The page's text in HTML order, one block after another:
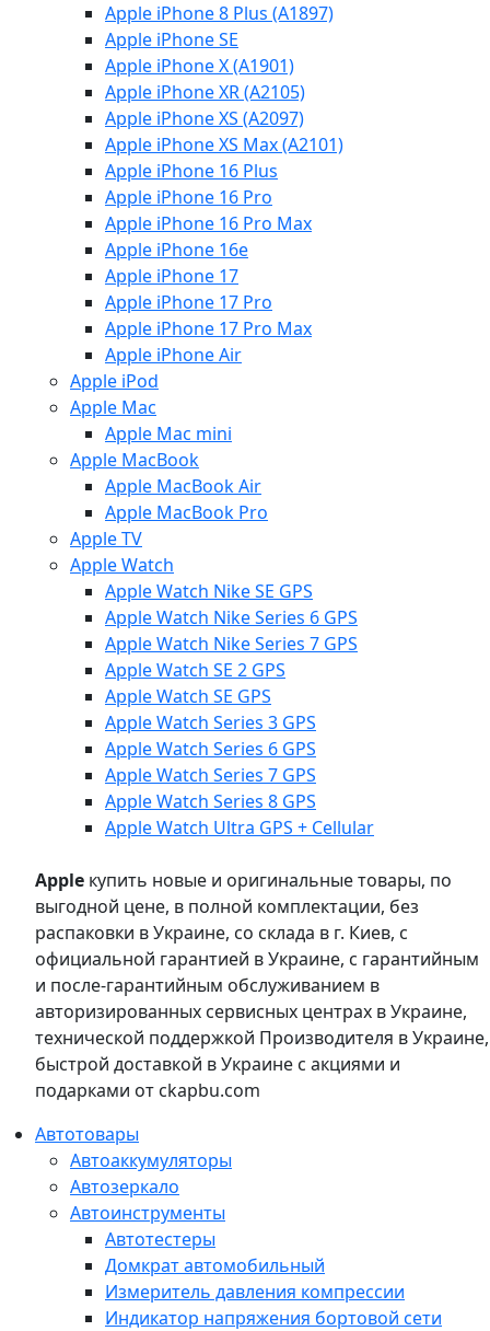
Apple iPhone 8 Plus (A1897)
Apple iPhone SE
Apple iPhone X (A1901)
Apple iPhone XR (A2105)
Apple iPhone XS (A2097)
Apple iPhone XS Max (A2101)
Apple iPhone 16 Plus
Apple iPhone 16 Pro
Apple iPhone 16 Pro Max
Apple iPhone 16e
Apple iPhone 17
Apple iPhone 17 Pro
Apple iPhone 17 Pro Max
Apple iPhone Air
Apple iPod
Apple Mac
Apple Mac mini
Apple MacBook
Apple MacBook Air
Apple MacBook Pro
Apple TV
Apple Watch
Apple Watch Nike SE GPS
Apple Watch Nike Series 6 GPS
Apple Watch Nike Series 7 GPS
Apple Watch SE 2 GPS
Apple Watch SE GPS
Apple Watch Series 3 GPS
Apple Watch Series 6 GPS
Apple Watch Series 7 GPS
Apple Watch Series 8 GPS
Apple Watch Ultra GPS + Cellular
Apple купить новые и оригинальные товары, по
выгодной цене, в полной комплектации, без
распаковки в Украине, со склада в г. Киев, с
официальной гарантией в Украине, с гарантийным
и после-гарантийным обслуживанием в
авторизированных сервисных центрах в Украине,
технической поддержкой Производителя в Украине,
быстрой доставкой в Украине с акциями и
подарками от ckapbu.com
Автотовары
Автоаккумуляторы
Автозеркало
Автоинструменты
Автотестеры
Домкрат автомобильный
Измеритель давления компрессии
Индикатор напряжения бортовой сети